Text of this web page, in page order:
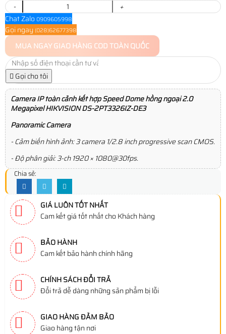
-
+
Chat Zalo 0909605998
Gọi ngay (028)62677398
MUA NGAYGIAO HÀNG COD TOÀN QUỐC
Gọi cho tôi
Camera IP toàn cảnh kết hợp Speed Dome hồng ngoại 2.0
Megapixel HIKVISION DS-2PT3326IZ-DE3
Panoramic Camera
- Cảm biến hình ảnh: 3 camera 1/2.8 inch progressive scan CMOS.
- Độ phân giải: 3-ch 1920 × 1080@30fps.
Chia sẻ:
GIÁ LUÔN TỐT NHẤT
Cam kết giá tốt nhất cho Khách hàng
BẢO HÀNH
Cam kết bảo hành chính hãng
CHÍNH SÁCH ĐỔI TRẢ
Đổi trả dễ dàng những sản phẩm bị lỗi
GIAO HÀNG ĐẢM BẢO
Giao hàng tận nơi